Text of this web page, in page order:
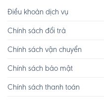
Điều khoản dịch vụ
Chính sách đổi trả
Chính sách vận chuyển
Chính sách bảo mật
Chính sách thanh toán